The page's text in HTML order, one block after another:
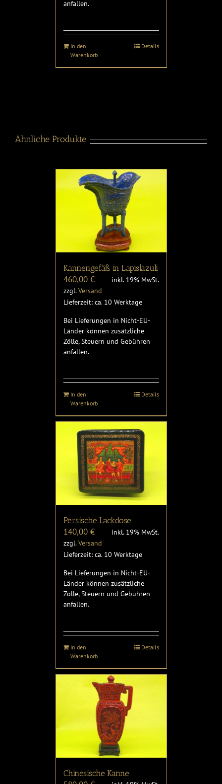
anfallen.
In den
Warenkorb
Details
Ähnliche Produkte
Kannengefäß in Lapislazuli
460,00 €
inkl. 19% MwSt.
zzgl.Versand
Lieferzeit: ca. 10 Werktage
Bei Lieferungen in Nicht-EU-
Länder können zusätzliche
Zölle, Steuern und Gebühren
anfallen.
In den
Warenkorb
Details
Persische Lackdose
140,00 €
inkl. 19% MwSt.
zzgl.Versand
Lieferzeit: ca. 10 Werktage
Bei Lieferungen in Nicht-EU-
Länder können zusätzliche
Zölle, Steuern und Gebühren
anfallen.
In den
Warenkorb
Details
Chinesische Kanne